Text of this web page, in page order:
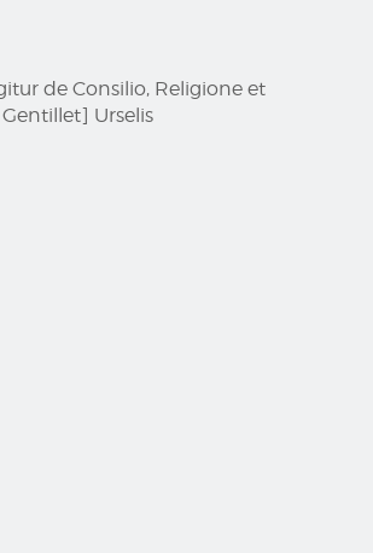
de Consilio, Religione et
Urselis